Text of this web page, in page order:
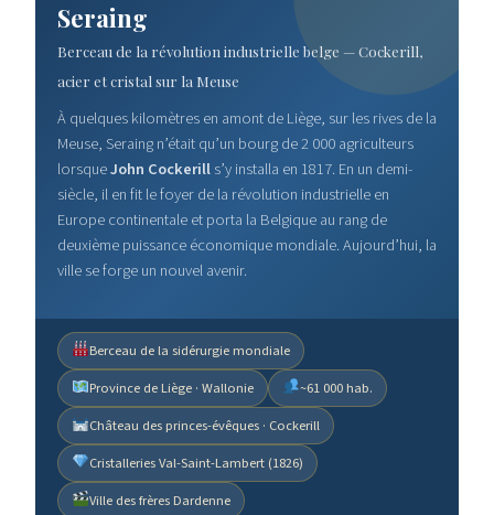
Seraing
Berceau de la révolution industrielle belge — Cockerill,
acier et cristal sur la Meuse
À quelques kilomètres en amont de Liège, sur les rives de la
Meuse, Seraing n’était qu’un bourg de 2 000 agriculteurs
lorsqueJohn Cockerills’y installa en 1817. En un demi-
siècle, il en fit le foyer de la révolution industrielle en
Europe continentale et porta la Belgique au rang de
deuxième puissance économique mondiale. Aujourd’hui, la
ville se forge un nouvel avenir.
Berceau de la sidérurgie mondiale
Province de Liège · Wallonie
~61 000 hab.
Château des princes-évêques · Cockerill
Cristalleries Val-Saint-Lambert (1826)
Ville des frères Dardenne